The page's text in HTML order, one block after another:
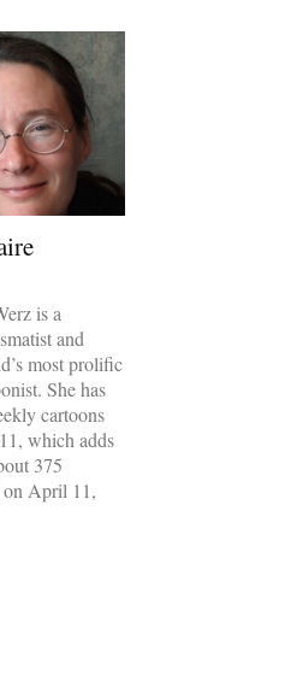
is a
and
most prolific
She has
cartoons
which adds
375
on April 11,